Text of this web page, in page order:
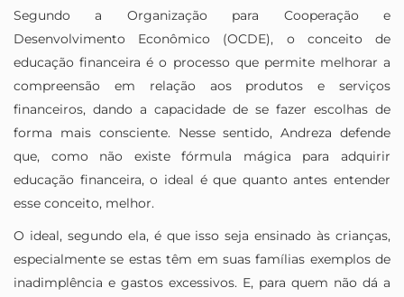
Segundo a Organização para Cooperação e
Desenvolvimento Econômico (OCDE), o conceito de
educação financeira é o processo que permite melhorar a
compreensão em relação aos produtos e serviços
financeiros, dando a capacidade de se fazer escolhas de
forma mais consciente. Nesse sentido, Andreza defende
que, como não existe fórmula mágica para adquirir
educação financeira, o ideal é que quanto antes entender
esse conceito, melhor.
O ideal, segundo ela, é que isso seja ensinado às crianças,
especialmente se estas têm em suas famílias exemplos de
inadimplência e gastos excessivos. E, para quem não dá a